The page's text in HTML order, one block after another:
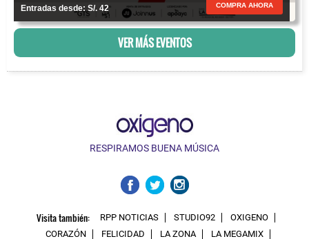
Entradas desde: S/. 42 COMPRA AHORA
VER MÁS EVENTOS
RESPIRAMOS BUENA MÚSICA
Visita también: RPP NOTICIAS STUDIO92
OXIGENO
CORAZÓN
FELICIDAD LA ZONA LA MEGAMIX